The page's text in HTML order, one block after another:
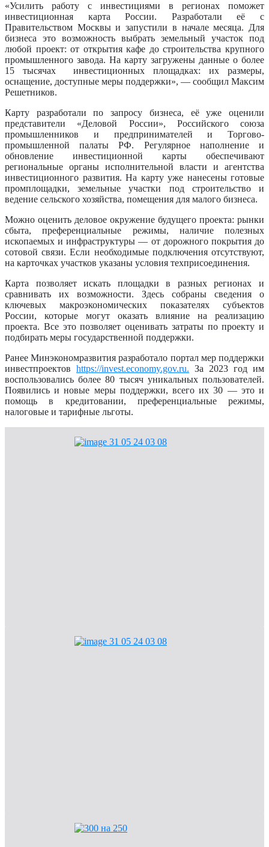
«Усилить работу с инвестициями в регионах поможет
инвестиционная карта России. Разработали её с
Правительством Москвы и запустили в начале месяца. Для
бизнеса это возможность выбрать земельный участок под
любой проект: от открытия кафе до строительства крупного
промышленного завода. На карту загружены данные о более
15 тысячах инвестиционных площадках: их размеры,
оснащение, доступные меры поддержки», — сообщил Максим
Решетников.
Карту разработали по запросу бизнеса, её уже оценили
представители «Деловой России», Российского союза
промышленников и предпринимателей и Торгово-
промышленной палаты РФ. Регулярное наполнение и
обновление инвестиционной карты обеспечивают
региональные органы исполнительной власти и агентства
инвестиционного развития. На карту уже нанесены готовые
промплощадки, земельные участки под строительство и
ведение сельского хозяйства, помещения для малого бизнеса.
Можно оценить деловое окружение будущего проекта: рынки
сбыта, преференциальные режимы, наличие полезных
ископаемых и инфраструктуры — от дорожного покрытия до
сотовой связи. Если необходимые подключения отсутствуют,
на карточках участков указаны условия техприсоединения.
Карта позволяет искать площадки в разных регионах и
сравнивать их возможности. Здесь собраны сведения о
ключевых макроэкономических показателях субъектов
России, которые могут оказать влияние на реализацию
проекта. Все это позволяет оценивать затраты по проекту и
подбирать меры государственной поддержки.
Ранее Минэкономразвития разработало портал мер поддержки
инвестпроектов https://invest.economy.gov.ru. За 2023 год им
воспользовались более 80 тысяч уникальных пользователей.
Появились и новые меры поддержки, всего их 30 — это и
помощь в кредитовании, преференциальные режимы,
налоговые и тарифные льготы.